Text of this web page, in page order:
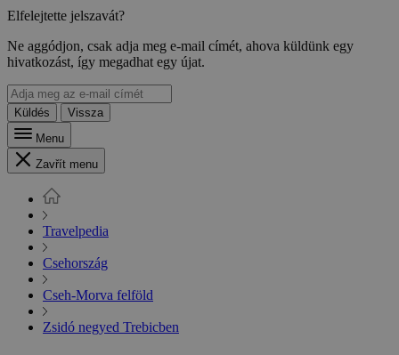
Elfelejtette jelszavát?
Ne aggódjon, csak adja meg e-mail címét, ahova küldünk egy
hivatkozást, így megadhat egy újat.
Küldés
Vissza
Menu
Zavřít menu
Travelpedia
Csehország
Cseh-Morva felföld
Zsidó negyed Trebicben